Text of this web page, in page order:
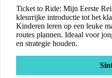
Ticket to Ride: Mijn Eerste
kleurrijke introductie tot het
Kinderen leren op een leuke
routes plannen. Ideaal voor
en strategie houden.